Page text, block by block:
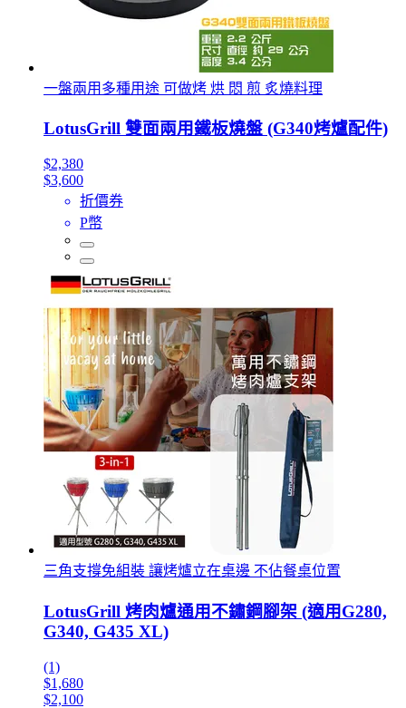
一盤兩用多種用途 可做烤 烘 悶 煎 炙燒料理
LotusGrill 雙面兩用鐵板燒盤 (G340烤爐配件)
$2,380
$3,600
折價券
P幣
三角支撐免組裝 讓烤爐立在桌邊 不佔餐桌位置
LotusGrill 烤肉爐通用不鏽鋼腳架 (適用G280,
G340, G435 XL)
(1)
$1,680
$2,100